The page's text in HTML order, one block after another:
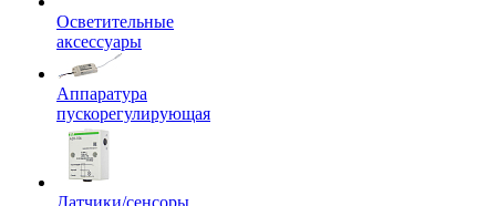
Осветительные
аксессуары
Аппаратура
пускорегулирующая
Датчики/сенсоры